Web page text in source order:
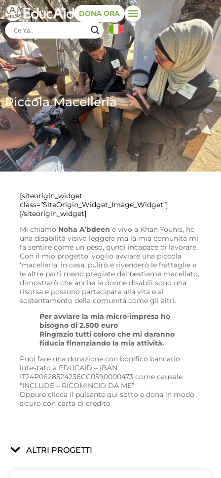
DONA ORA
Piccola Macelleria
[siteorigin_widget
class=”SiteOrigin_Widget_Image_Widget”]
[/siteorigin_widget]
Mi chiamo Noha A’bdeen e vivo a Khan Younis, ho
una disabilità visiva leggera ma la mia comunità mi
fa sentire come un peso, qundi incapace di lavorare.
Con il mio progetto, voglio avviare una piccola
‘macelleria’ in casa, pulirò e rivenderò le frattaglie e
le altre parti meno pregiate del bestiame macellato,
dimostrarò che anche le donne disabili sono una
risorsa e possono partecipare alla vita e al
sostentamento della comunità come gli altri.
Per avviare la mia micro-impresa ho
bisogno di 2.500 euro
Ringrazio tutti coloro che mi daranno
fiducia finanziando la mia attività.
Puoi fare una donazione con bonifico bancario
intestato a EDUCAID – IBAN:
IT24P0628524236CC0590000473 come causale
“INCLUDE – RICOMINCIO DA ME”
Oppure clicca il pulsante qui sotto e dona in modo
sicuro con carta di credito
ALTRI PROGETTI